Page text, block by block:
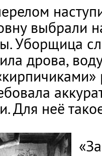
выбрали
Уборщица
дрова,
Для неё